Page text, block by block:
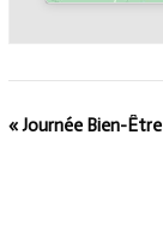
«Journée Bien-